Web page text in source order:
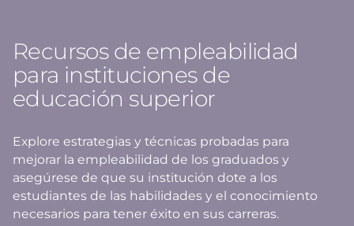
Recursos de empleabilidad
para instituciones de
educación superior
Explore estrategias y técnicas probadas para
mejorar la empleabilidad de los graduados y
asegúrese de que su institución dote a los
estudiantes de las habilidades y el conocimiento
necesarios para tener éxito en sus carreras.